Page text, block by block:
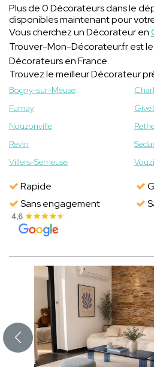
Plus de 0 Décorateurs dans le
disponibles maintenant pour
Vous cherchez un Décorateur en
Trouver-Mon-Décorateur.fr est
Décorateurs en France.
Trouvez le meilleur Décorateur
Bogny-sur-Meuse
Fumay
Givet
Nouzonville
Revin
Villers-Semeuse
Rapide
Sans engagement